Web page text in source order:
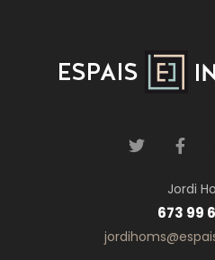
Jordi
673 99